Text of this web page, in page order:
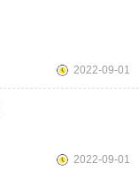
2022-09-01
2022-09-01